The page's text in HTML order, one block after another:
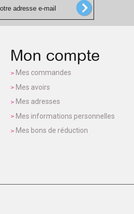
Mon compte
Mes commandes
Mes avoirs
Mes adresses
Mes informations personnelles
Mes bons de réduction